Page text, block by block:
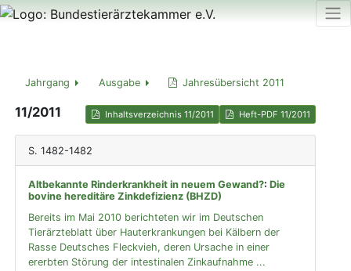
Jahrgang Ausgabe Jahresübersicht 2011
11/2011 Heft-PDF 11/2011
Inhaltsverzeichnis 11/2011
S. 1482-1482
Altbekannte Rinderkrankheit in neuem Gewand?:Die
bovine hereditäre Zinkdefizienz (BHZD)
Bereits im Mai 2010 berichteten wir im Deutschen
Tierärzteblatt über Hauterkrankungen bei Kälbern der
Rasse Deutsches Fleckvieh, deren Ursache in einer
ererbten Störung der intestinalen Zinkaufnahme ...